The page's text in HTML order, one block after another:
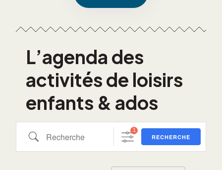
L’agenda des
activités de loisirs
enfants & ados
1
RECHERCHE